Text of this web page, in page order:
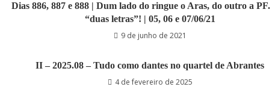
Dias 886, 887 e 888 | Dum lado do ringue o Aras, do outro a
“duas letras”! | 05, 06 e 07/06/21
9 de junho de 2021
II – 2025.08 – Tudo como dantes no quartel de Abrantes
4 de fevereiro de 2025